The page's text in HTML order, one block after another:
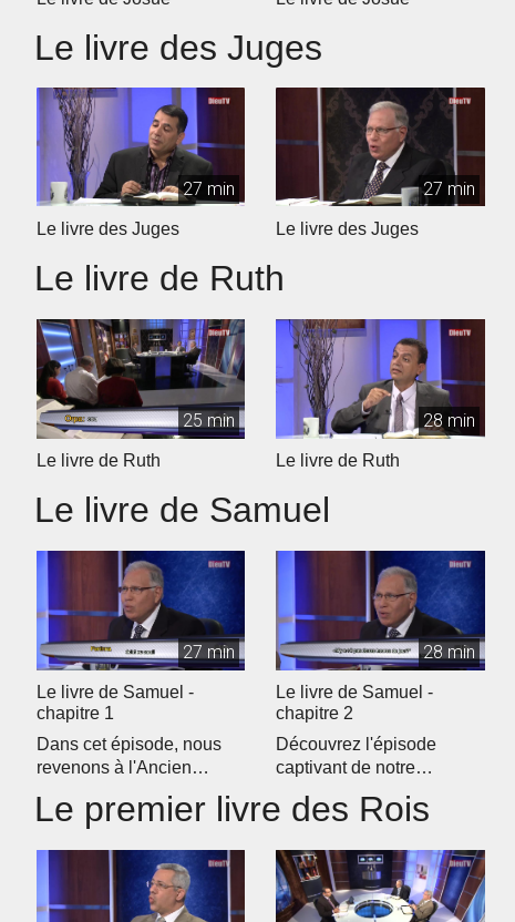
Le livre des Juges
27 min
Le livre des Juges
27 min
Le livre des Juges
Le livre de Ruth
25 min
Le livre de Ruth
28 min
Le livre de Ruth
Le livre de Samuel
27 min
Le livre de Samuel -
chapitre 1
Dans cet épisode, nous
revenons à l'Ancien
notre étud...
28 min
Le livre de Samuel -
chapitre 2
Découvrez l'épisode
captivant de notre
biblique quotidien �...
Le premier livre des Rois